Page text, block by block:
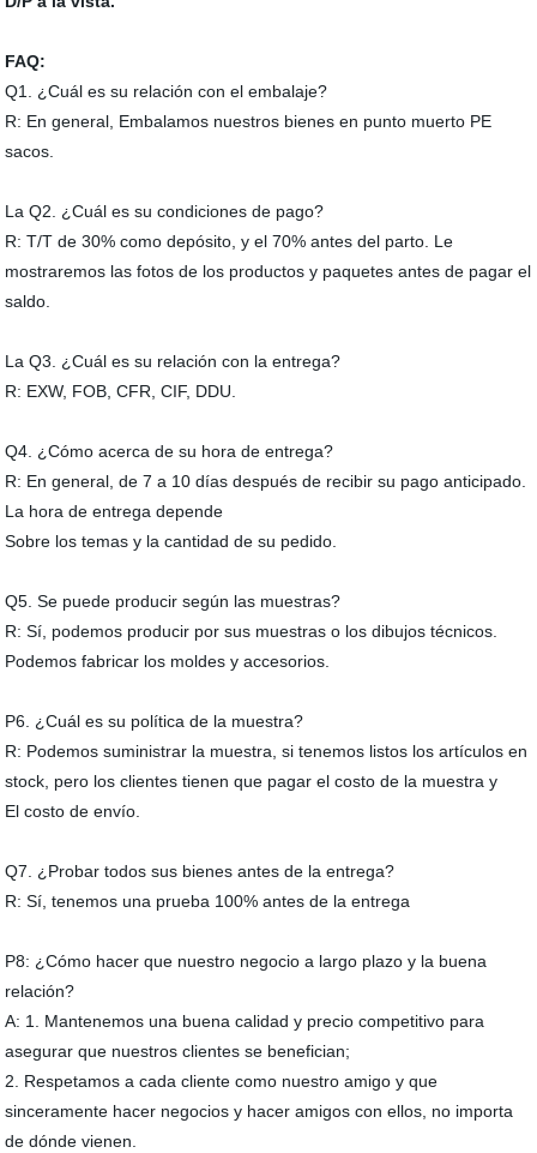
FAQ:
Q1. ¿Cuál es su relación con el embalaje?
R: En general, Embalamos nuestros bienes en punto muerto PE
sacos.
La Q2. ¿Cuál es su condiciones de pago?
R: T/T de 30% como depósito, y el 70% antes del parto. Le
mostraremos las fotos de los productos y paquetes antes de pagar el
saldo.
La Q3. ¿Cuál es su relación con la entrega?
R: EXW, FOB, CFR, CIF, DDU.
Q4. ¿Cómo acerca de su hora de entrega?
R: En general, de 7 a 10 días después de recibir su pago anticipado.
La hora de entrega depende
Sobre los temas y la cantidad de su pedido.
Q5. Se puede producir según las muestras?
R: Sí, podemos producir por sus muestras o los dibujos técnicos.
Podemos fabricar los moldes y accesorios.
P6. ¿Cuál es su política de la muestra?
R: Podemos suministrar la muestra, si tenemos listos los artículos en
stock, pero los clientes tienen que pagar el costo de la muestra y
El costo de envío.
Q7. ¿Probar todos sus bienes antes de la entrega?
R: Sí, tenemos una prueba 100% antes de la entrega
P8: ¿Cómo hacer que nuestro negocio a largo plazo y la buena
relación?
A: 1. Mantenemos una buena calidad y precio competitivo para
asegurar que nuestros clientes se benefician;
2. Respetamos a cada cliente como nuestro amigo y que
sinceramente hacer negocios y hacer amigos con ellos, no importa
de dónde vienen.